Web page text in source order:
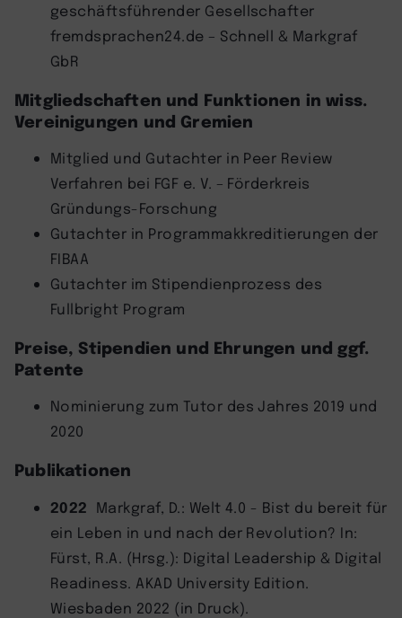
geschäftsführender Gesellschafter
fremdsprachen24.de – Schnell & Markgraf
GbR
Mitgliedschaften und Funktionen in wiss.
Vereinigungen und Gremien
Mitglied und Gutachter in Peer Review
Verfahren bei FGF e. V. – Förderkreis
Gründungs-Forschung
Gutachter in Programmakkreditierungen der
FIBAA
Gutachter im Stipendienprozess des
Fullbright Program
Preise, Stipendien und Ehrungen und ggf.
Patente
Nominierung zum Tutor des Jahres 2019 und
2020
Publikationen
2022 Markgraf, D.: Welt 4.0 - Bist du bereit für
ein Leben in und nach der Revolution? In:
Fürst, R.A. (Hrsg.): Digital Leadership & Digital
Readiness. AKAD University Edition.
Wiesbaden 2022 (in Druck).